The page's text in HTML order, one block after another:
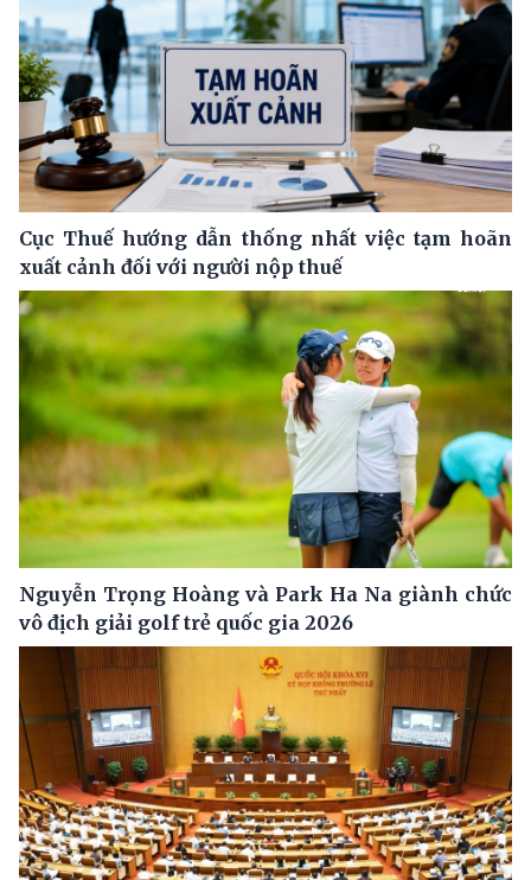
Cục Thuế hướng dẫn thống nhất việc tạm hoãn
xuất cảnh đối với người nộp thuế
Nguyễn Trọng Hoàng và Park Ha Na giành chức
vô địch giải golf trẻ quốc gia 2026